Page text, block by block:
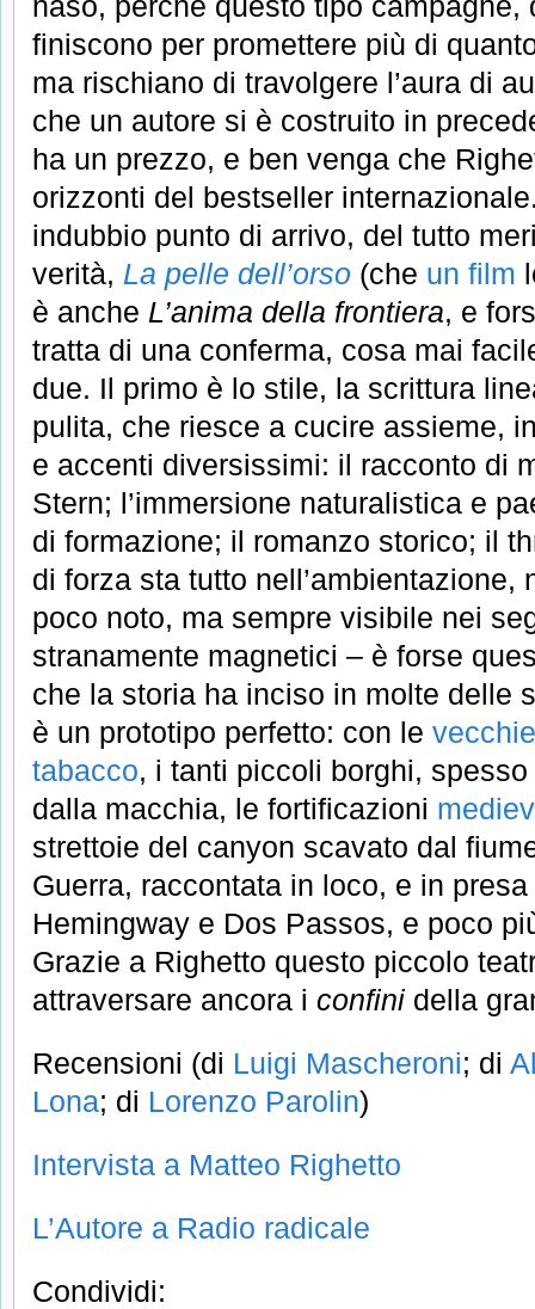
finiscono per promettere più di
ma rischiano di travolgere l’aura di
che un autore si è costruito in
ha un prezzo, e ben venga che
orizzonti del bestseller
indubbio punto di arrivo, del tutto
verità, La pelle dell’orso (che un film
è anche L’anima della frontiera, e
tratta di una conferma, cosa mai
due. Il primo è lo stile, la scrittura
pulita, che riesce a cucire assieme,
e accenti diversissimi: il racconto di
Stern; l’immersione naturalistica e
di formazione; il romanzo storico; il
di forza sta tutto nell’ambientazione,
poco noto, ma sempre visibile nei
stranamente magnetici – è forse
che la storia ha inciso in molte delle
è un prototipo perfetto: con le
tabacco, i tanti piccoli borghi,
dalla macchia, le fortificazioni
strettoie del canyon scavato dal
Guerra, raccontata in loco, e in
Hemingway e Dos Passos, e poco
Grazie a Righetto questo piccolo
attraversare ancora i confini della
Recensioni (di Luigi Mascheroni; di
Lona; di Lorenzo Parolin)
Intervista a Matteo Righetto
L’Autore a Radio radicale
Condividi: